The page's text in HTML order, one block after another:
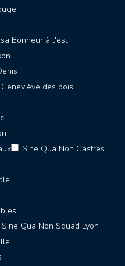
Bonheur à l'est
des bois
Sine Qua Non Castres
Sine Qua Non Squad Lyon